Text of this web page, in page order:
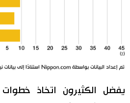
يفضل الكثيرون اتخاذ